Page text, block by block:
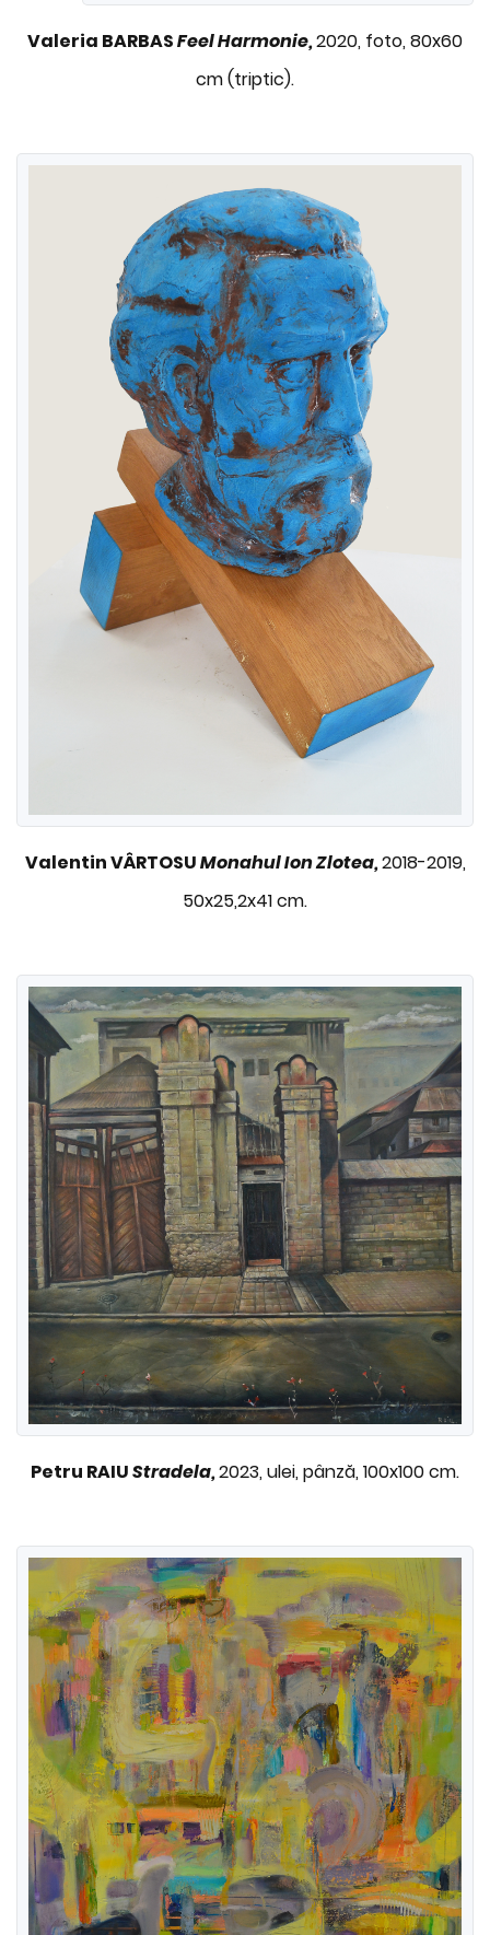
Valeria BARBASFeel Harmonie,2020, foto, 80x60
cm (triptic).
Valentin VÂRTOSUMonahul Ion Zlotea,2018-2019,
50x25,2x41 cm.
Petru RAIUStradela,2023, ulei, pânză, 100x100 cm.